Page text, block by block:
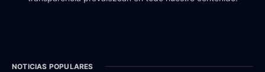
NOTICIAS POPULARES